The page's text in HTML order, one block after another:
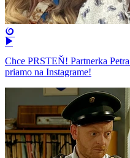
Chce PRSTEŇ! Partnerka
priamo na Instagrame!